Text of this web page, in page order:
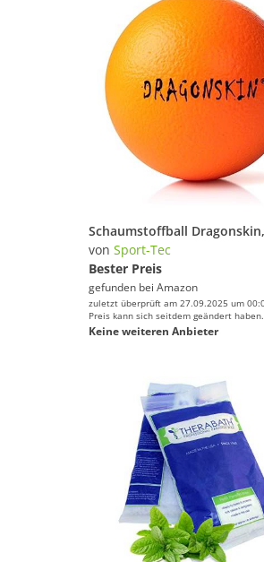
von Sport-Tec
Bester Preis
gefunden bei Amazon
zuletzt überprüft am 27.09.2025 um
Preis kann sich seitdem geändert haben.
Keine weiteren Anbieter